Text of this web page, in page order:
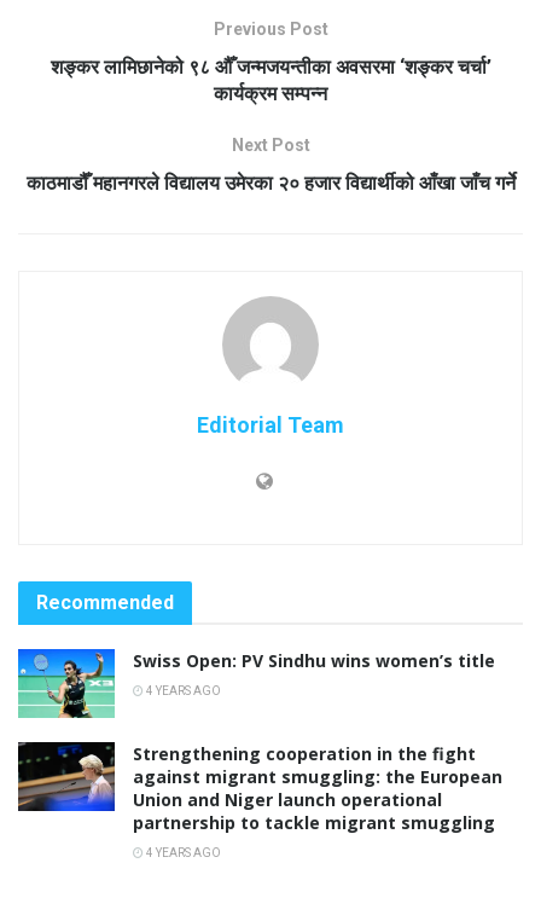
Previous Post
शङ्कर लामिछानेको ९८ औँ जन्मजयन्तीका अवसरमा ‘शङ्कर चर्चा’
कार्यक्रम सम्पन्न
Next Post
काठमाडौँ महानगरले विद्यालय उमेरका २० हजार विद्यार्थीको आँखा जाँच गर्ने
Editorial Team
Recommended
Swiss Open: PV Sindhu wins women’s title
4 YEARS AGO
Strengthening cooperation in the fight
against migrant smuggling: the European
Union and Niger launch operational
partnership to tackle migrant smuggling
4 YEARS AGO